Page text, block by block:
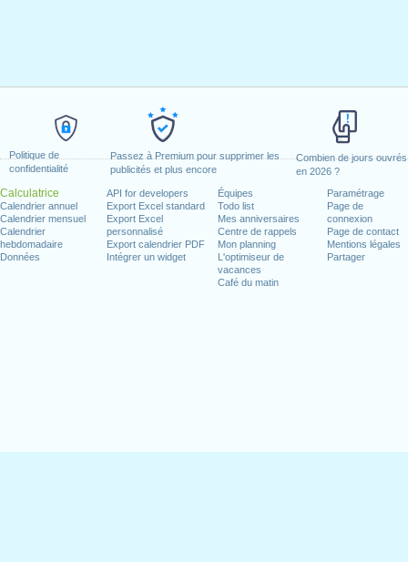
Politique de
confidentialité
Passez à Premium pour supprimer les
publicités et plus encore
Combien de jours ouvrés
en 2026 ?
Calculatrice
Calendrier annuel
Calendrier mensuel
Calendrier
hebdomadaire
Données
API for developers
Export Excel standard
Export Excel
personnalisé
Export calendrier PDF
Intégrer un widget
Équipes
Todo list
Mes anniversaires
Centre de rappels
Mon planning
L'optimiseur de
vacances
Café du matin
Paramétrage
Page de
connexion
Page de contact
Mentions légales
Partager